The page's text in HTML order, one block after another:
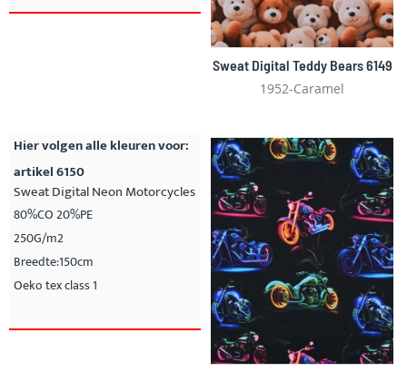
Sweat Digital Teddy Bears 6149
1952-Caramel
Hier volgen alle kleuren voor:
artikel 6150
Sweat Digital Neon Motorcycles
80%CO 20%PE
250G/m2
Breedte:150cm
Oeko tex class 1